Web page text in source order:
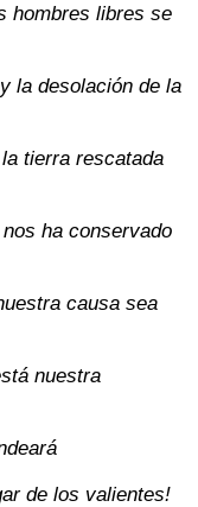
hombres libres se
la desolación de la
tierra rescatada
ha conservado
causa sea
nuestra
de los valientes!